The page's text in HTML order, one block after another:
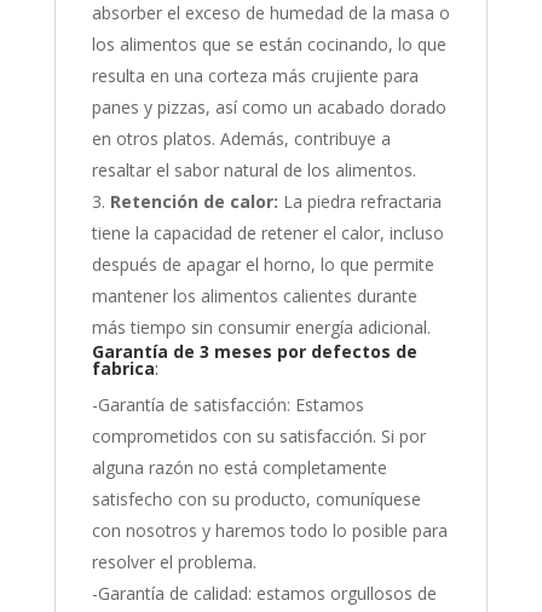
absorber el exceso de humedad de la masa o
los alimentos que se están cocinando, lo que
resulta en una corteza más crujiente para
panes y pizzas, así como un acabado dorado
en otros platos. Además, contribuye a
resaltar el sabor natural de los alimentos.
Retención de calor: La piedra refractaria
tiene la capacidad de retener el calor, incluso
después de apagar el horno, lo que permite
mantener los alimentos calientes durante
más tiempo sin consumir energía adicional.
Garantía de 3 meses por defectos de
fabrica:
-Garantía de satisfacción: Estamos
comprometidos con su satisfacción. Si por
alguna razón no está completamente
satisfecho con su producto, comuníquese
con nosotros y haremos todo lo posible para
resolver el problema.
-Garantía de calidad: estamos orgullosos de